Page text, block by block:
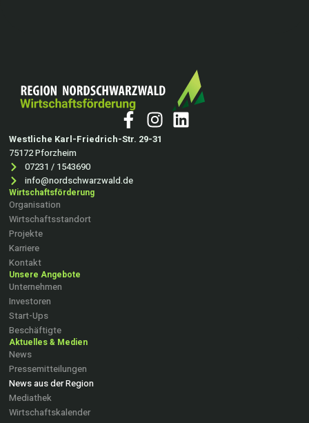
Westliche Karl-Friedrich-Str. 29-31
75172 Pforzheim
07231 / 1543690
info@nordschwarzwald.de
Wirtschaftsförderung
Organisation
Wirtschaftsstandort
Projekte
Karriere
Kontakt
Unsere Angebote
Unternehmen
Investoren
Start-Ups
Beschäftigte
Aktuelles & Medien
News
Pressemitteilungen
News aus der Region
Mediathek
Wirtschaftskalender